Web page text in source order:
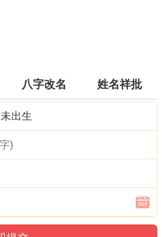
八字改名 姓名祥批
未出生